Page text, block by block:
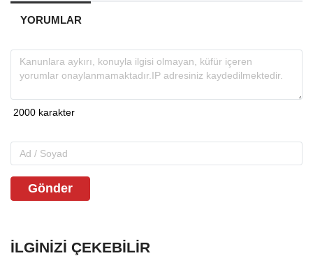
YORUMLAR
Gönder
İLGINIZI ÇEKEBILIR